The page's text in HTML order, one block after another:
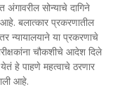
सोन्याचे दागिने
बलात्कार प्रकरणातील
न्यायालयाने या प्रकरणाचे
चौकशीचे आदेश दिले
हे पाहणे महत्वाचे ठरणार
आहे.